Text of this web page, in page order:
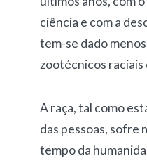
ciência e com a
tem-se dado
zootécnicos raciais
A raça, tal como
das pessoas, sofre
tempo da